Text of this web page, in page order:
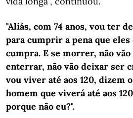
"Aliás, com 74 anos, vou ter
para cumprir a pena que
cumpra. E se morrer, não
enterrar, não vão deixar ser
vou viver até aos 120, dizem
homem que viverá até aos
porque não eu?".